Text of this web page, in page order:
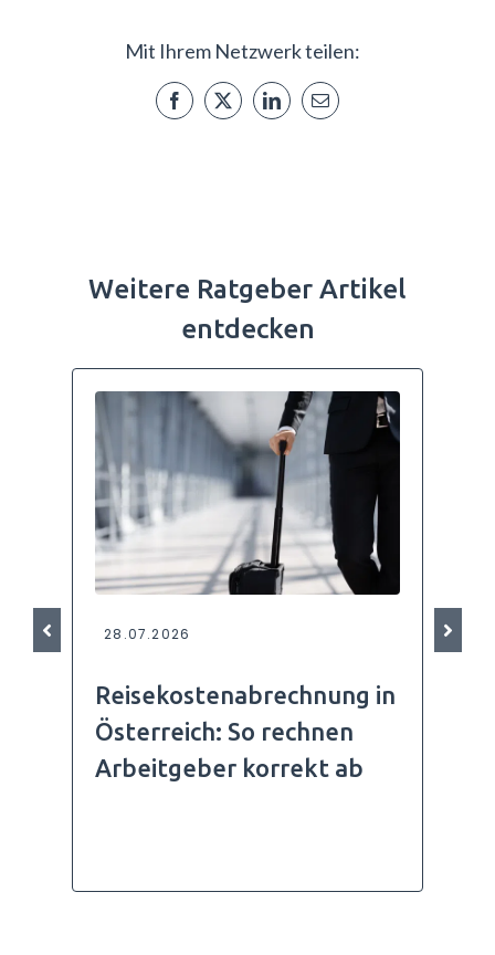
Mit Ihrem Netzwerk teilen:
Weitere Ratgeber Artikel
entdecken
28.07.2026
Reisekostenabrechnung in
Österreich: So rechnen
Arbeitgeber korrekt ab